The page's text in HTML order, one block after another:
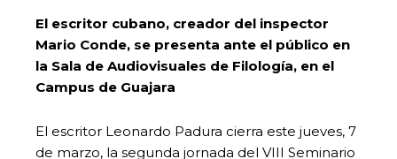
El escritor cubano, creador del inspector
Mario Conde, se presenta ante el público en
la Sala de Audiovisuales de Filología, en el
Campus de Guajara
El escritor Leonardo Padura cierra este jueves, 7
de marzo, la segunda jornada del VIII Seminario